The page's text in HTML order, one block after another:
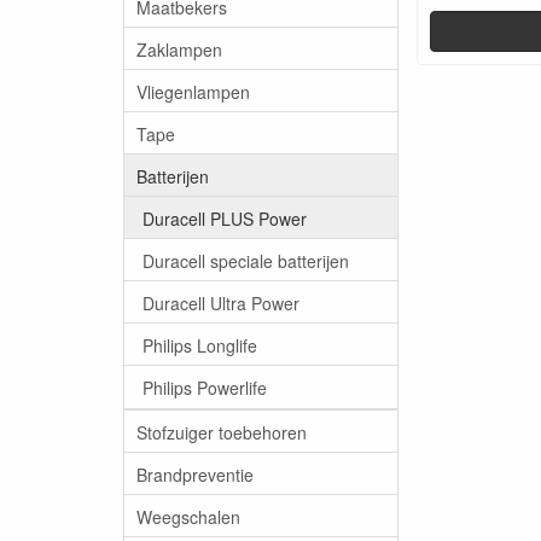
Maatbekers
Zaklampen
Vliegenlampen
Tape
Batterijen
Duracell PLUS Power
Duracell speciale batterijen
Duracell Ultra Power
Philips Longlife
Philips Powerlife
Stofzuiger toebehoren
Brandpreventie
Weegschalen